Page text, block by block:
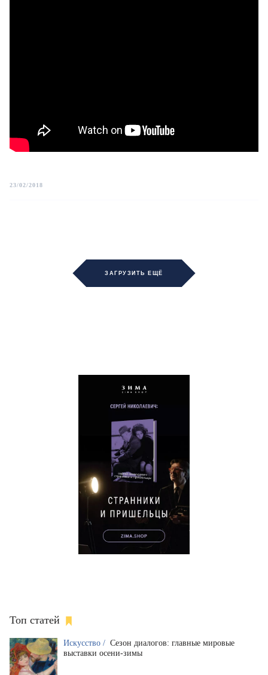
23/02/2018
ЗАГРУЗИТЬ ЕЩЁ
Топ статей
Искусство / Сезон диалогов: главные мировые
выставки осени-зимы